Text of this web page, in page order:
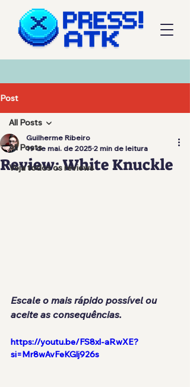
Post
All Posts
Veja todos os reviews
All Posts
Review: White Knuckle
Guilherme Ribeiro
19 de mai. de 2025 2 min de leitura
Escale o mais rápido possível ou
aceite as consequências.
https://youtu.be/FS8xl-aRwXE?
si=Mr8wAvFeKGlj926s